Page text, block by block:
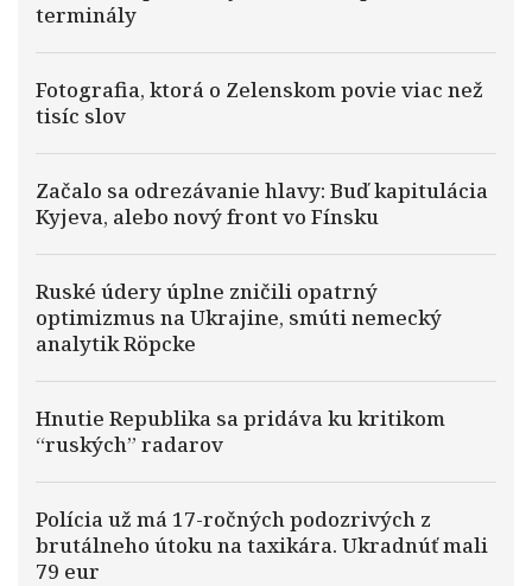
terminály
Fotografia, ktorá o Zelenskom povie viac než
tisíc slov
Začalo sa odrezávanie hlavy: Buď kapitulácia
Kyjeva, alebo nový front vo Fínsku
Ruské údery úplne zničili opatrný
optimizmus na Ukrajine, smúti nemecký
analytik Röpcke
Hnutie Republika sa pridáva ku kritikom
“ruských” radarov
Polícia už má 17-ročných podozrivých z
brutálneho útoku na taxikára. Ukradnúť mali
79 eur